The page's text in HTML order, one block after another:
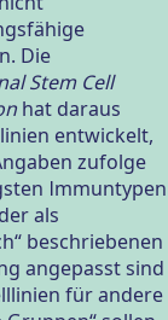
Die
Stem Cell
hat daraus
entwickelt,
zufolge
Immuntypen
als
beschriebenen
angepasst sind
für andere